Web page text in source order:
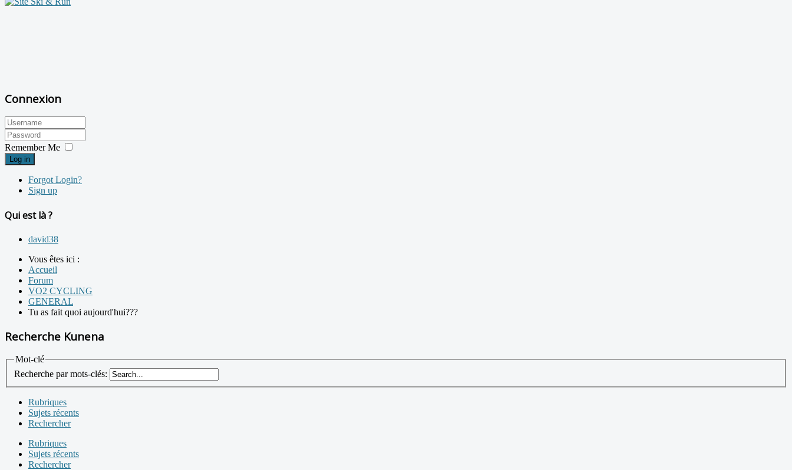
Connexion
Remember Me
Log in
Forgot Login?
Sign up
Qui est là ?
david38
Vous êtes ici :
Accueil
Forum
VO2 CYCLING
GENERAL
Tu as fait quoi aujourd'hui???
Recherche Kunena
Mot-clé
Recherche par mots-clés:
Rubriques
Sujets récents
Rechercher
Rubriques
Sujets récents
Rechercher